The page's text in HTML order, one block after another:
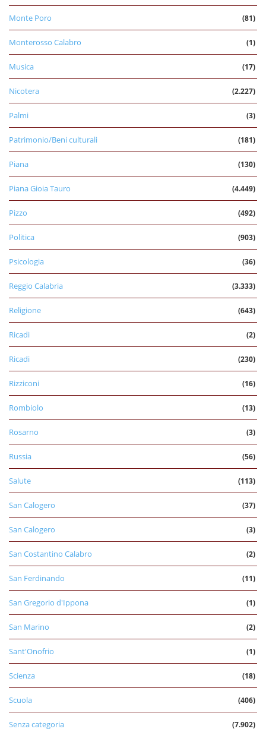
Monte Poro (81)
Monterosso Calabro (1)
Musica (17)
Nicotera (2.227)
Palmi (3)
Patrimonio/Beni culturali (181)
Piana (130)
Piana Gioia Tauro (4.449)
Pizzo (492)
Politica (903)
Psicologia (36)
Reggio Calabria (3.333)
Religione (643)
Ricadi (2)
Ricadi (230)
Rizziconi (16)
Rombiolo (13)
Rosarno (3)
Russia (56)
Salute (113)
San Calogero (37)
San Calogero (3)
San Costantino Calabro (2)
San Ferdinando (11)
San Gregorio d'Ippona (1)
San Marino (2)
Sant'Onofrio (1)
Scienza (18)
Scuola (406)
Senza categoria (7.902)